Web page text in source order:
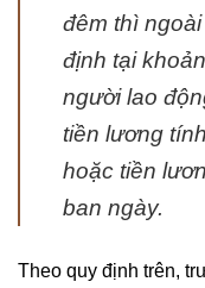
đêm thì
định tại
người lao
tiền lương
hoặc tiền
ban ngày.
Theo quy định trên,